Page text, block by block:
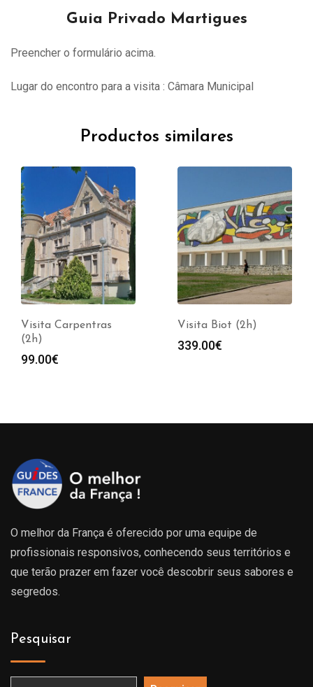
Guia Privado Martigues
Preencher o formulário acima.
Lugar do encontro para a visita : Câmara Municipal
Productos similares
Visita Carpentras
(2h)
99.00€
Visita Biot (2h)
339.00€
O melhor da França é oferecido por uma equipe de
profissionais responsivos, conhecendo seus territórios e
que terão prazer em fazer você descobrir seus sabores e
segredos.
Pesquisar